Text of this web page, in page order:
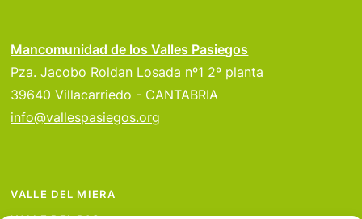
Mancomunidad de los Valles Pasiegos
Pza. Jacobo Roldan Losada nº1 2º planta
39640 Villacarriedo - CANTABRIA
info@vallespasiegos.org
VALLE DEL MIERA